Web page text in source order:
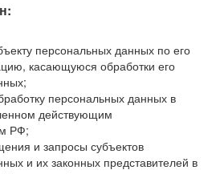
персональных данных по его
касающуюся обработки его
персональных данных в
действующим
РФ;
и запросы субъектов
и их законных представителей в